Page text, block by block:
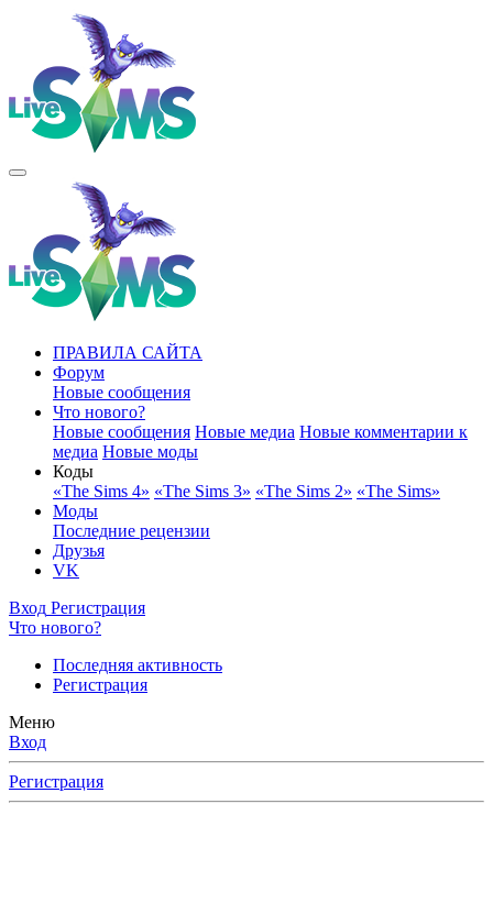
ПРАВИЛА САЙТА
Форум
Новые сообщения
Что нового?
Новые сообщения Новые медиа Новые комментарии к
медиа Новые моды
Коды
«The Sims 4» «The Sims 3» «The Sims 2» «The Sims»
Моды
Последние рецензии
Друзья
VK
Вход Регистрация
Что нового?
Последняя активность
Регистрация
Меню
Вход
Регистрация